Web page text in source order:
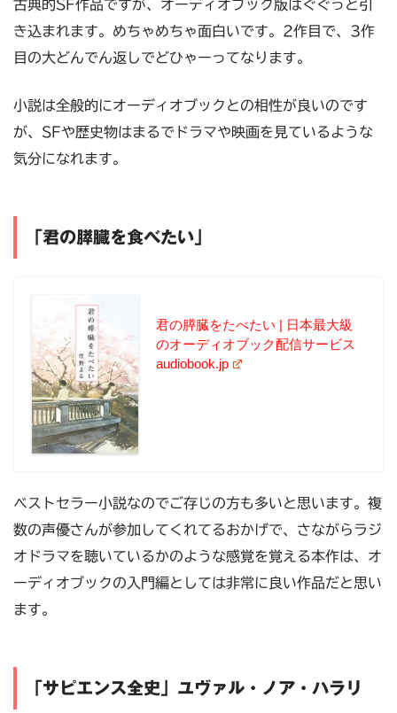
古典的SF作品ですが、オーディオブック版はぐぐっと引
き込まれます。めちゃめちゃ面白いです。2作目で、3作
目の大どんでん返しでどひゃーってなります。
小説は全般的にオーディオブックとの相性が良いのです
が、SFや歴史物はまるでドラマや映画を見ているような
気分になれます。
「君の膵臓を食べたい」
君の膵臓をたべたい | 日本最大級
のオーディオブック配信サービス
audiobook.jp
ベストセラー小説なのでご存じの方も多いと思います。複
数の声優さんが参加してくれてるおかげで、さながらラジ
オドラマを聴いているかのような感覚を覚える本作は、オ
ーディオブックの入門編としては非常に良い作品だと思い
ます。
「サピエンス全史」ユヴァル・ノア・ハラリ